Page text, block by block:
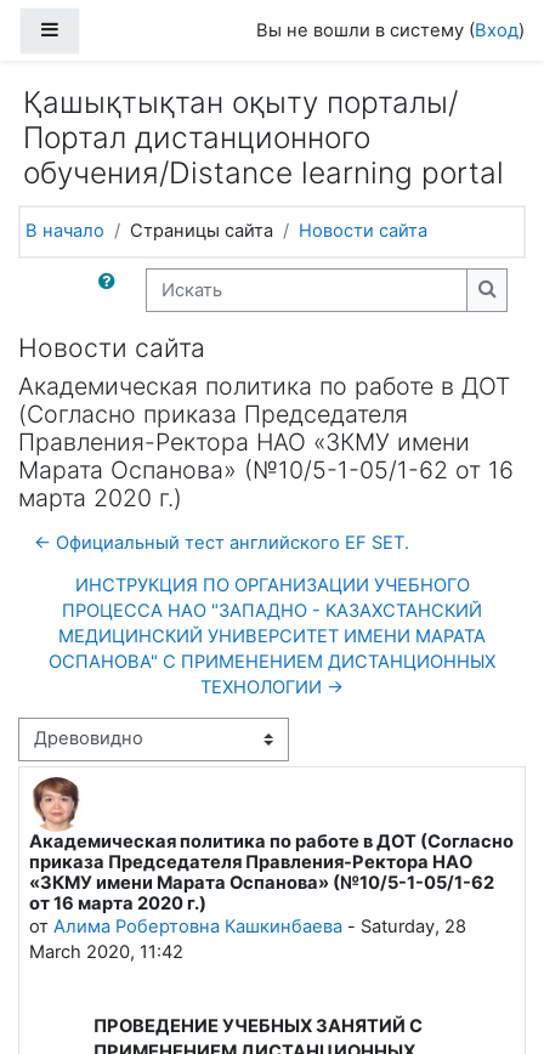
Вы не вошли в систему (Вход)
Қашықтықтан оқыту порталы/
Портал дистанционного
обучения/Distance learning portal
В начало Страницы сайта Новости сайта
Искать
Новости сайта
Академическая политика по работе в ДОТ
(Согласно приказа Председателя
Правления-Ректора НАО «ЗКМУ имени
Марата Оспанова» (№10/5-1-05/1-62 от 16
марта 2020 г.)
← Официальный тест английского EF SET.
ИНСТРУКЦИЯ ПО ОРГАНИЗАЦИИ УЧЕБНОГО
ПРОЦЕССА НАО "ЗАПАДНО - КАЗАХСТАНСКИЙ
МЕДИЦИНСКИЙ УНИВЕРСИТЕТ ИМЕНИ МАРАТА
ОСПАНОВА" С ПРИМЕНЕНИЕМ ДИСТАНЦИОННЫХ
ТЕХНОЛОГИИ →
Режим отображения
Академическая политика по работе в ДОТ (Согласно
приказа Председателя Правления-Ректора НАО
«ЗКМУ имени Марата Оспанова» (№10/5-1-05/1-62
от 16 марта 2020 г.)
от Алима Робертовна Кашкинбаева - Saturday, 28
March 2020, 11:42
Количество ответов: 0
ПРОВЕДЕНИЕ УЧЕБНЫХ ЗАНЯТИЙ С